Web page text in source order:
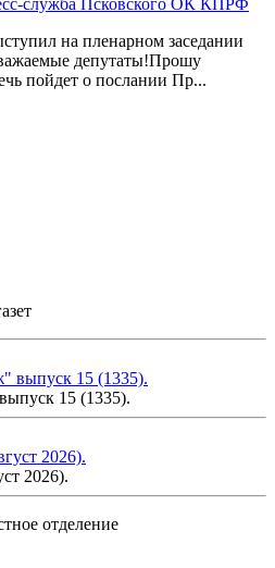
служба Псковского ОК КПРФ
на пленарном заседании
депутаты!Прошу
пойдет о послании Пр...
15 (1335).
2026).
отделение